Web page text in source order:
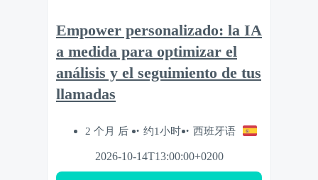
Empower personalizado: la IA
a medida para optimizar el
análisis y el seguimiento de tus
llamadas
2 个月 后 约1小时 西班牙语
2026-10-14T13:00:00+0200